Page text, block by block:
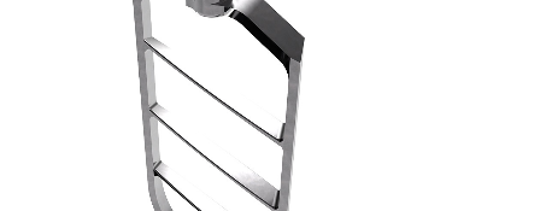
SPATOLA PIANA MACCHINE INDUSTRIALI - 6